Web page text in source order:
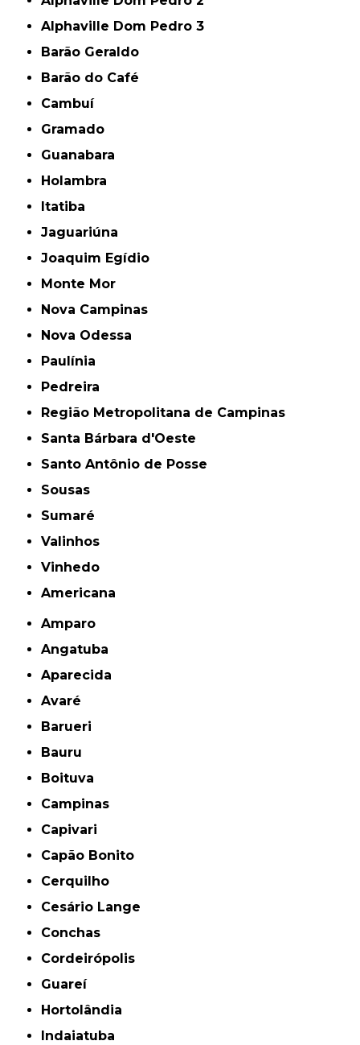
Alphaville Dom Pedro 3
Barão Geraldo
Barão do Café
Cambuí
Gramado
Guanabara
Holambra
Itatiba
Jaguariúna
Joaquim Egídio
Monte Mor
Nova Campinas
Nova Odessa
Paulínia
Pedreira
Região Metropolitana de Campinas
Santa Bárbara d'Oeste
Santo Antônio de Posse
Sousas
Sumaré
Valinhos
Vinhedo
americana
Amparo
Angatuba
Aparecida
Avaré
Barueri
Bauru
Boituva
Campinas
Capivari
Capão Bonito
Cerquilho
Cesário Lange
Conchas
Cordeirópolis
Guareí
Hortolândia
Indaiatuba